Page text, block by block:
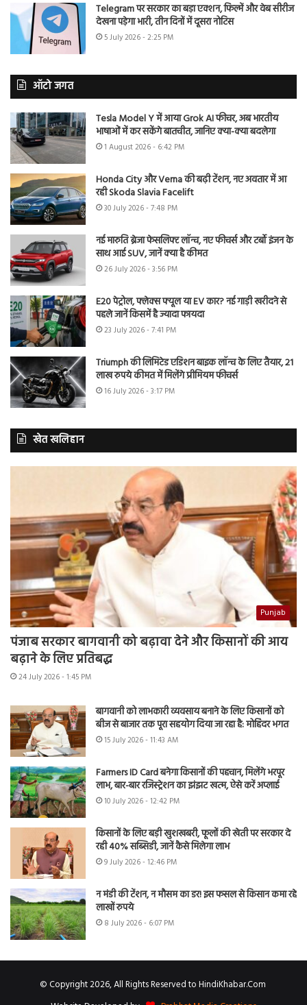
Telegram पर सरकार का बड़ा एक्शन, फिल्में और वेब सीरीज
देखना पड़ेगा भारी, तीन दिनों में दूसरा नोटिस
5 July 2026 - 2:25 PM
ऑटो जगत
Tesla Model Y में आया Grok AI फीचर, अब भारतीय
भाषाओं में कर सकेंगे बातचीत, जानिए क्या-क्या बदलेगा
1 August 2026 - 6:42 PM
Honda City और Verna की बढ़ी टेंशन, नए अवतार में आ
रही Skoda Slavia Facelift
30 July 2026 - 7:48 PM
नई मारुति ब्रेजा फेसलिफ्ट लॉन्च, नए फीचर्स और टर्बो इंजन के
साथ आई SUV, जानें क्या है कीमत
26 July 2026 - 3:56 PM
E20 पेट्रोल, फ्लेक्स फ्यूल या EV कार? नई गाड़ी खरीदने से
पहले जानें किसमें है ज्यादा फायदा
23 July 2026 - 7:41 PM
Triumph की लिमिटेड एडिशन बाइक लॉन्च के लिए तैयार, 21
लाख रुपये कीमत में मिलेंगे प्रीमियम फीचर्स
16 July 2026 - 3:17 PM
खेत खलिहान
Punjab
पंजाब सरकार बागवानी को बढ़ावा देने और किसानों की आय
बढ़ाने के लिए प्रतिबद्ध
24 July 2026 - 1:45 PM
बागवानी को लाभकारी व्यवसाय बनाने के लिए किसानों को
बीज से बाजार तक पूरा सहयोग दिया जा रहा है: मोहिंदर भगत
15 July 2026 - 11:43 AM
Farmers ID Card बनेगा किसानों की पहचान, मिलेंगे भरपूर
लाभ, बार-बार रजिस्ट्रेशन का झंझट खत्म, ऐसे करें अप्लाई
10 July 2026 - 12:42 PM
किसानों के लिए बड़ी खुशखबरी, फूलों की खेती पर सरकार दे
रही 40% सब्सिडी, जानें कैसे मिलेगा लाभ
9 July 2026 - 12:46 PM
न मंडी की टेंशन, न मौसम का डर! इस फसल से किसान कमा रहे
लाखों रुपये
8 July 2026 - 6:07 PM
© Copyright 2026, All Rights Reserved to HindiKhabar.Com